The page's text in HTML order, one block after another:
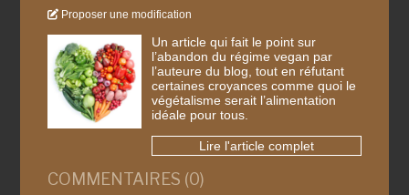
Proposer une modification
Un article qui fait le point sur
l’abandon du régime vegan par
l’auteure du blog, tout en réfutant
certaines croyances comme quoi le
végétalisme serait l’alimentation
idéale pour tous.
Lire l'article complet
COMMENTAIRES (0)